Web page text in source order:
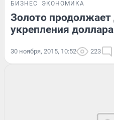
БИЗНЕС ЭКОНОМИКА
Золото продолжает
укрепления доллара
30 ноября, 2015, 10:52 223